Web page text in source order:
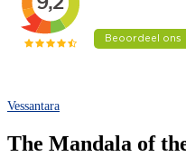
Vessantara
The Mandala of